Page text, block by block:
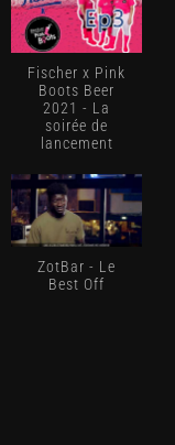
Fischer x Pink
Boots Beer
2021 - La
soirée de
lancement
ZotBar - Le
Best Off